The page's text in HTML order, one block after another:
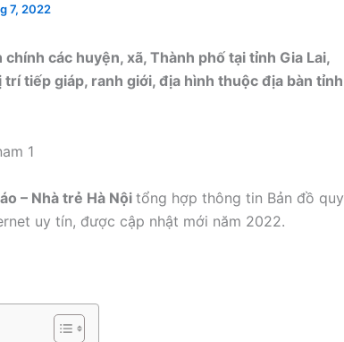
7, 2022
chính các huyện, xã, Thành phố tại tỉnh Gia Lai,
tiếp giáp, ranh giới, địa hình thuộc địa bàn tỉnh
– Nhà trẻ Hà Nộitổng hợp thông tin Bản đồ quy
uy tín, được cập nhật mới năm 2022.